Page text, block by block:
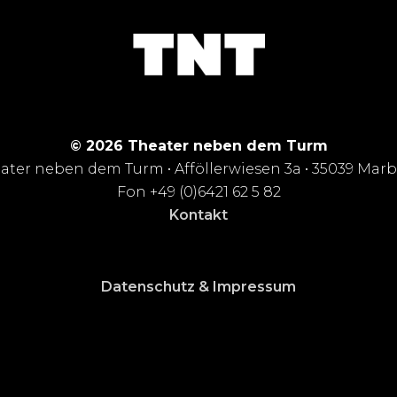
© 2026 Theater neben dem Turm
neben dem Turm • Afföllerwiesen 3a • 35039
Fon +49 (0)6421 62 5 82
Kontakt
Datenschutz & Impressum